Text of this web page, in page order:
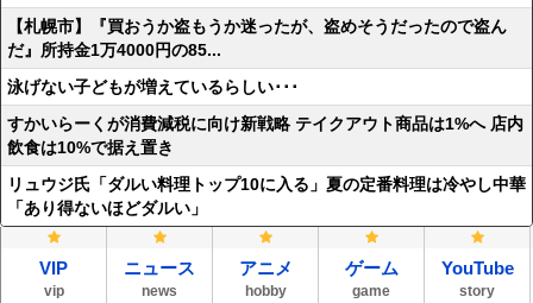
【札幌市】『買おうか盗もうか迷ったが、盗めそうだったので盗ん
だ』所持金1万4000円の85...
泳げない子どもが増えているらしい･･･
すかいらーくが消費減税に向け新戦略 テイクアウト商品は1%へ 店内
飲食は10%で据え置き
リュウジ氏「ダルい料理トップ10に入る」夏の定番料理は冷やし中華
「あり得ないほどダルい」
VIP
vip
ニュース
news
アニメ
hobby
ゲーム
game
YouTube
story